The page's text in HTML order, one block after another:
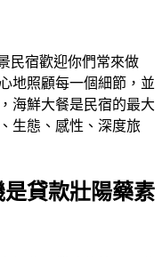
民宿歡迎你們常來做
地照顧每一個細節，並
海鮮大餐是民宿的最大
生態、感性、深度旅
貸款壯陽藥素